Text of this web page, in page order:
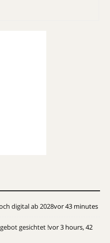
digital ab 2028vor 43 minutes
gesichtet !vor 3 hours, 42